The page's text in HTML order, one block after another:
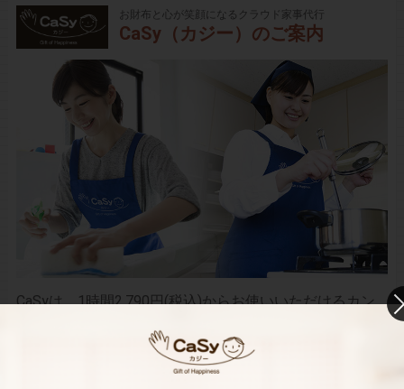
お財布と心が笑顔になるクラウド家事代行
CaSy（カジー）のご案内
CaSyは、1時間2,790円(税込)からお使いいただけるカン
タン･便利･あんしんなお掃除代行･お料理代行サービスで